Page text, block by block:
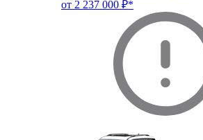
от 2 237 000 ₽*